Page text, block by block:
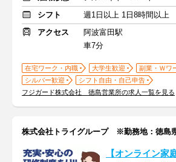
シフト
週1日以上 1日8時間以上
アクセス
阿波富田駅
車7分
在宅ワーク・内職 大学生歓迎
副業・Ｗワ
シルバー歓迎
シフト自由・自己申告
フジガード株式会社 徳島営業所の求人一覧を見る
株式会社トライグループ ※勤務地：徳島
【オンライン